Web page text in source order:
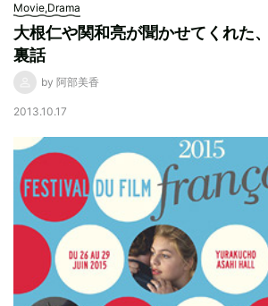
Movie,Drama
大根仁や関和亮が聞かせてくれた
裏話
by 阿部美香
2013.10.17